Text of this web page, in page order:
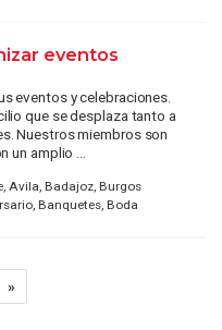
eventos
eventos y celebraciones.
que se desplaza tanto a
Nuestros miembros son
amplio ...
Avila, Badajoz, Burgos
Banquetes, Boda
»